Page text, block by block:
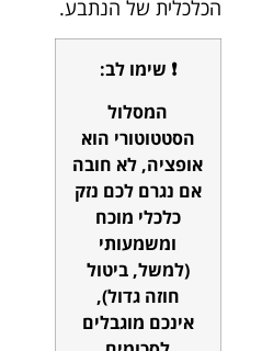
הכלכלית של הנתבע.
❗ שימו לב:
המסלול
הסטטוטורי הוא
אופציה, לא חובה
אם נגרם לכם נזק
כלכלי מוכח
ומשמעותי
(למשל, ביטול
חוזה גדול),
אינכם מוגבלים